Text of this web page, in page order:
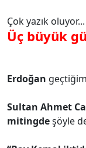
Çok yazık oluyor...
Üç büyük
Erdoğan
Sultan Ahmet
mitingdeşöyle